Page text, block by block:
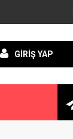
GİRİŞ YAP